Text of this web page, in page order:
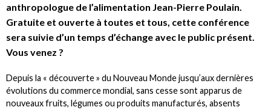
anthropologue de l’alimentation Jean-Pierre Poulain.
Gratuite et ouverte à toutes et tous, cette conférence
sera suivie d’un temps d’échange avec le public présent.
Vous venez ?
Depuis la « découverte » du Nouveau Monde jusqu’aux dernières
évolutions du commerce mondial, sans cesse sont apparus de
nouveaux fruits, légumes ou produits manufacturés, absents